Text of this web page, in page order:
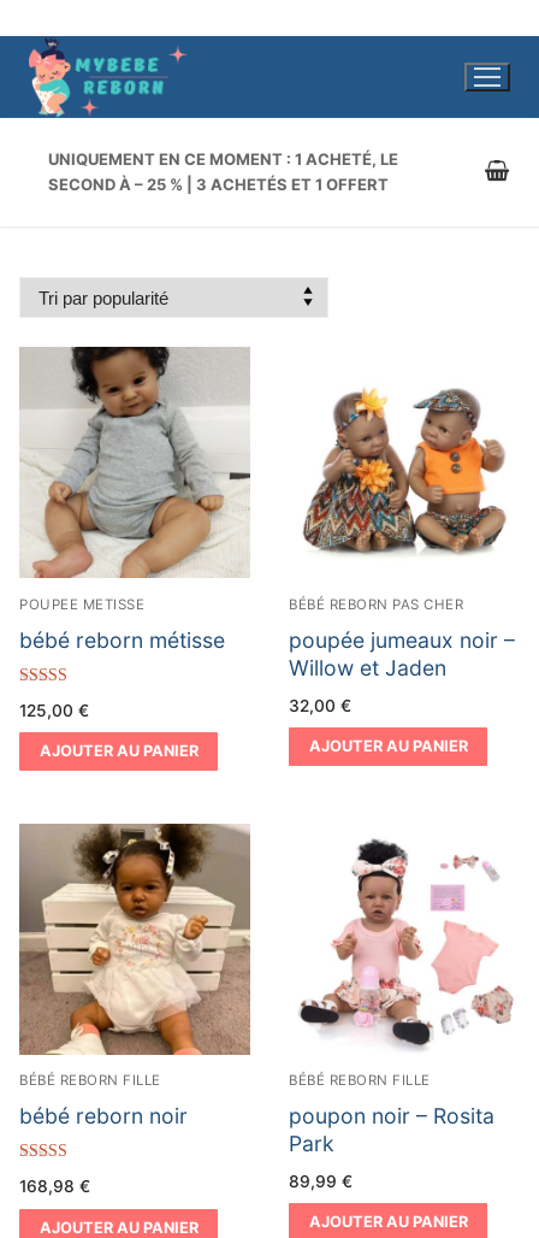
Aller
contenu
UNIQUEMENT EN CE MOMENT : 1 ACHETÉ, LE
SECOND À – 25 % | 3 ACHETÉS ET 1 OFFERT
POUPEE METISSE
bébé reborn métisse
5.00
sur 5
125,00 €
AJOUTER AU PANIER
BÉBÉ REBORN PAS CHER
poupée jumeaux noir –
Willow et Jaden
32,00 €
AJOUTER AU PANIER
BÉBÉ REBORN FILLE
bébé reborn noir
Note
4.57
sur 5
168,98 €
AJOUTER AU PANIER
BÉBÉ REBORN FILLE
poupon noir – Rosita
Park
89,99 €
AJOUTER AU PANIER